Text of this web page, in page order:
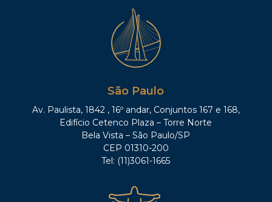
São Paulo
Av. Paulista, 1842 , 16º andar, Conjuntos 167 e 168,
Edifício Cetenco Plaza – Torre Norte
Bela Vista – São Paulo/SP
CEP 01310-200
Tel: (11)3061-1665